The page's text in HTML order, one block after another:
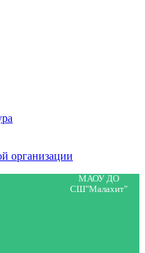
организации
МАОУ ДО
СШ"Малахит"